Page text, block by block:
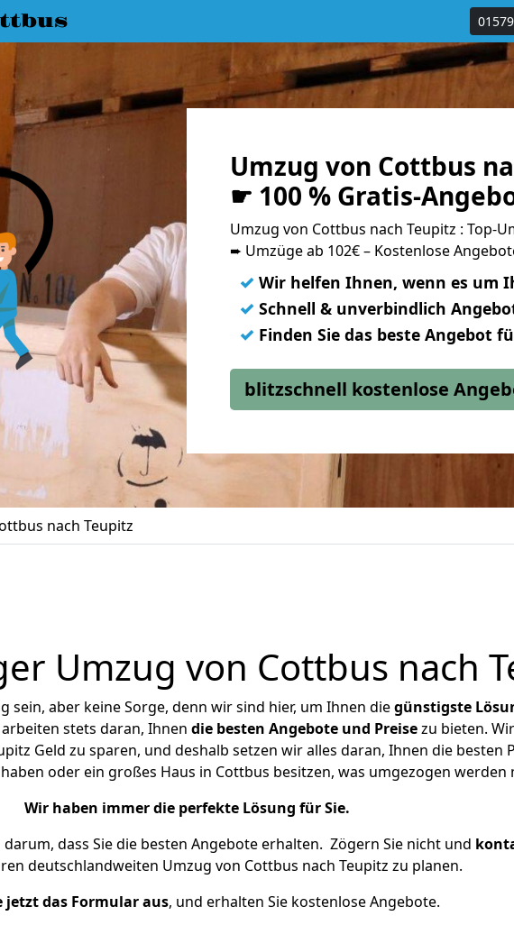
Umzug von Cottbus
☛ 100 % Gratis-
Umzug von Cottbus nach Teupitz : Top-
➨ Umzüge ab 102€ – Kostenlose
✓ Wir helfen Ihnen, wenn es um
✓ Schnell & unverbindlich
✓ Finden Sie das beste Angebot
blitzschnell kostenlose
nach Teupitz
Umzug von Cottbus nach
aber keine Sorge, denn wir sind hier, um Ihnen diegünstigste
stets daran, Ihnen die besten Angebote und Preisezu bieten.
Geld zu sparen, und deshalb setzen wir alles daran, Ihnen die besten
oder ein großes Haus in Cottbus besitzen, was umgezogen werden
Wir haben immer die perfekte Lösung für Sie.
dass Sie die besten Angebote erhalten. Zögern Sie nicht und
deutschlandweiten Umzug von Cottbus nach Teupitz zu planen.
jetzt das Formular aus, und erhalten Sie kostenlose Angebote.